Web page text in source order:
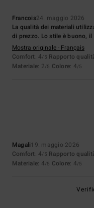
Francois24. maggio 2026
La qualità dei materiali
di prezzo. Lo stile è buono,
Mostra originale - Français
Comfort: 4/5 Rapporto
Materiale: 2/5 Colore: 4/5
Magali19. maggio 2026
Comfort: 4/5 Rapporto
Materiale: 4/5 Colore: 4/5